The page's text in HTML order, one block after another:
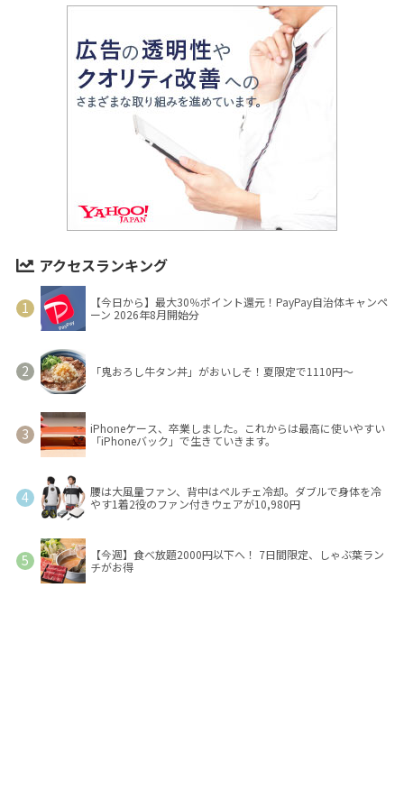
アクセスランキング
【今日から】最大30％ポイント還元！PayPay自治体キャンペ
ーン 2026年8月開始分
「鬼おろし牛タン丼」がおいしそ！夏限定で1110円～
iPhoneケース、卒業しました。これからは最高に使いやすい
「iPhoneバック」で生きていきます。
腰は大風量ファン、背中はペルチェ冷却。ダブルで身体を冷
やす1着2役のファン付きウェアが10,980円
【今週】食べ放題2000円以下へ！ 7日間限定、しゃぶ葉ラン
チがお得